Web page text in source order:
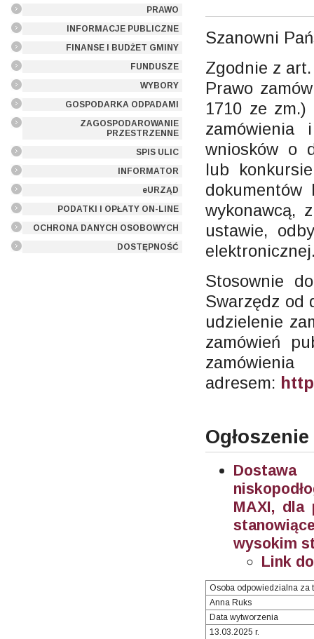
PRAWO
INFORMACJE PUBLICZNE
FINANSE I BUDŻET GMINY
FUNDUSZE
WYBORY
GOSPODARKA ODPADAMI
ZAGOSPODAROWANIE
PRZESTRZENNE
SPIS ULIC
INFORMATOR
eURZĄD
PODATKI I OPŁATY ON-LINE
OCHRONA DANYCH OSOBOWYCH
DOSTĘPNOŚĆ
Szanowni
Zgodnie z
Prawo
1710 ze
wniosków o
lub
wykonawcą,
ustawie,
Stosownie
Swarzędz od
udzielenie
zamówień
adresem:
MAXI, dla
wysokim
Link
Osoba odpowiedzialna za
Anna Ruks
Data wytworzenia
13.03.2025 r.